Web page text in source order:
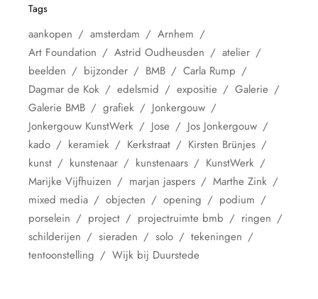
Tags
aankopen amsterdam
Arnhem
Art Foundation
Astrid Oudheusden
atelier
beelden
bijzonder BMB
Carla Rump
Dagmar de Kok
edelsmid expositie
Galerie
Galerie BMB
grafiek
Jonkergouw
Jonkergouw KunstWerk
Jose
Jos Jonkergouw
kado
keramiek Kerkstraat
Kirsten Brünjes
kunst
kunstenaar kunstenaars
KunstWerk
Marijke Vijfhuizen
marjan jaspers
Marthe Zink
mixed media
objecten opening
podium
porselein
project projectruimte bmb
ringen
schilderijen
sieraden solo
tekeningen
tentoonstelling
Wijk bij Duurstede